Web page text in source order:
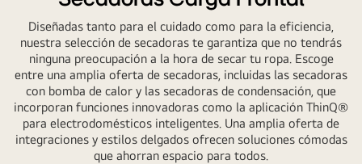
Diseñadas tanto para el cuidado como para la eficiencia,
nuestra selección de secadoras te garantiza que no tendrás
ninguna preocupación a la hora de secar tu ropa. Escoge
entre una amplia oferta de secadoras, incluidas las secadoras
con bomba de calor y las secadoras de condensación, que
incorporan funciones innovadoras como la aplicación ThinQ®
para electrodomésticos inteligentes. Una amplia oferta de
integraciones y estilos delgados ofrecen soluciones cómodas
que ahorran espacio para todos.